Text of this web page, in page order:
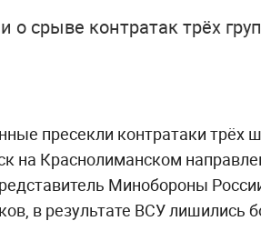
о срыве контратак трёх
пресекли контратаки трёх
на Краснолиманском
Минобороны
в результате ВСУ лишились